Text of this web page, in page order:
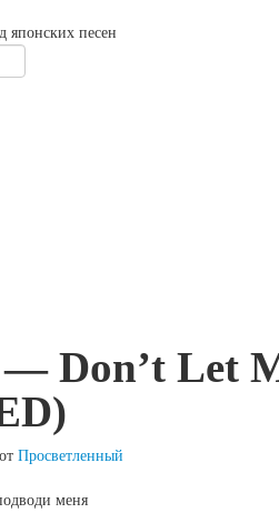
японских песен
Don’t Let
от Просветленный
меня